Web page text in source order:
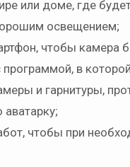
или доме, где
освещением;
чтобы камера
в
и гарнитуры,
чтобы при